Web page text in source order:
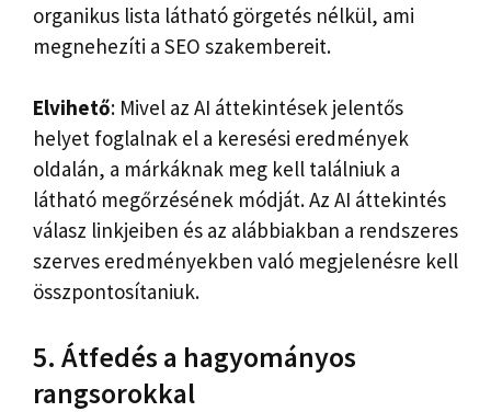
organikus lista látható görgetés nélkül, ami
megnehezíti a SEO szakembereit.
Elvihető: Mivel az AI áttekintések jelentős
helyet foglalnak el a keresési eredmények
oldalán, a márkáknak meg kell találniuk a
látható megőrzésének módját. Az AI áttekintés
válasz linkjeiben és az alábbiakban a rendszeres
szerves eredményekben való megjelenésre kell
összpontosítaniuk.
5. Átfedés a hagyományos
rangsorokkal